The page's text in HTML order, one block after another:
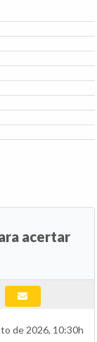
acertar
de 2026, 10:30h